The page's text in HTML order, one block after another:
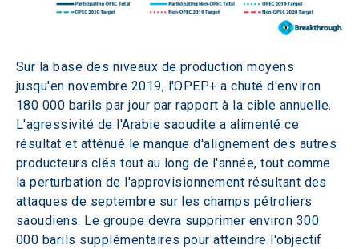
Sur la base des niveaux de production moyens
jusqu'en novembre 2019, l'OPEP+ a chuté d'environ
180 000 barils par jour par rapport à la cible annuelle.
L'agressivité de l'Arabie saoudite a alimenté ce
résultat et atténué le manque d'alignement des autres
producteurs clés tout au long de l'année, tout comme
la perturbation de l'approvisionnement résultant des
attaques de septembre sur les champs pétroliers
saoudiens. Le groupe devra supprimer environ 300
000 barils supplémentaires pour atteindre l'objectif